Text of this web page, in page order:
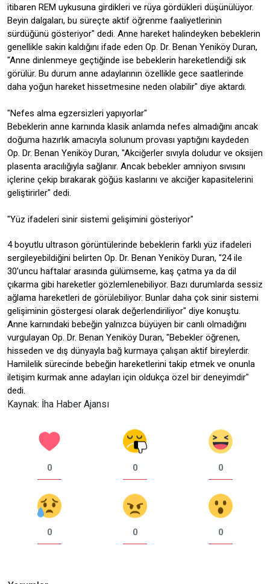
itibaren REM uykusuna girdikleri ve rüya gördükleri düşünülüyor.
Beyin dalgaları, bu süreçte aktif öğrenme faaliyetlerinin
sürdüğünü gösteriyor" dedi. Anne hareket halindeyken bebeklerin
genellikle sakin kaldığını ifade eden Op. Dr. Benan Yeniköy Duran,
"Anne dinlenmeye geçtiğinde ise bebeklerin hareketlendiği sık
görülür. Bu durum anne adaylarının özellikle gece saatlerinde
daha yoğun hareket hissetmesine neden olabilir" diye aktardı.
"Nefes alma egzersizleri yapıyorlar"
Bebeklerin anne karnında klasik anlamda nefes almadığını ancak
doğuma hazırlık amacıyla solunum provası yaptığını kaydeden
Op. Dr. Benan Yeniköy Duran, "Akciğerler sıvıyla doludur ve oksijen
plasenta aracılığıyla sağlanır. Ancak bebekler amniyon sıvısını
içlerine çekip bırakarak göğüs kaslarını ve akciğer kapasitelerini
geliştirirler" dedi.
"Yüz ifadeleri sinir sistemi gelişimini gösteriyor"
4 boyutlu ultrason görüntülerinde bebeklerin farklı yüz ifadeleri
sergileyebildiğini belirten Op. Dr. Benan Yeniköy Duran, "24 ile
30’uncu haftalar arasında gülümseme, kaş çatma ya da dil
çıkarma gibi hareketler gözlemlenebiliyor. Bazı durumlarda sessiz
ağlama hareketleri de görülebiliyor. Bunlar daha çok sinir sistemi
gelişiminin göstergesi olarak değerlendiriliyor" diye konuştu.
Anne karnındaki bebeğin yalnızca büyüyen bir canlı olmadığını
vurgulayan Op. Dr. Benan Yeniköy Duran, "Bebekler öğrenen,
hisseden ve dış dünyayla bağ kurmaya çalışan aktif bireylerdir.
Hamilelik sürecinde bebeğin hareketlerini takip etmek ve onunla
iletişim kurmak anne adayları için oldukça özel bir deneyimdir"
dedi.
Kaynak: İha Haber Ajansı
0 0 0
0 0 0